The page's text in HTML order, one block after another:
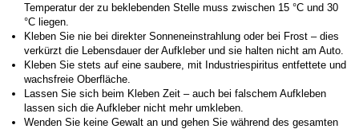
Temperatur der zu beklebenden Stelle muss zwischen 15 °C und 30
°C liegen.
Kleben Sie nie bei direkter Sonneneinstrahlung oder bei Frost – dies
verkürzt die Lebensdauer der Aufkleber und sie halten nicht am Auto.
Kleben Sie stets auf eine saubere, mit Industriespiritus entfettete und
wachsfreie Oberfläche.
Lassen Sie sich beim Kleben Zeit – auch bei falschem Aufkleben
lassen sich die Aufkleber nicht mehr umkleben.
Wenden Sie keine Gewalt an und gehen Sie während des gesamten